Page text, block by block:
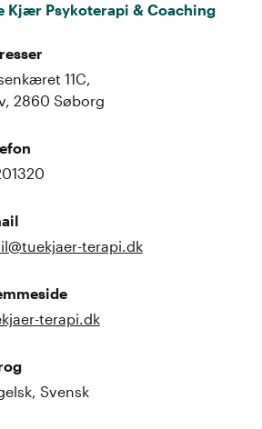
Kjær Psykoterapi & Coaching
11C,
2860 Søborg
terapi.dk
terapi.dk
Svensk